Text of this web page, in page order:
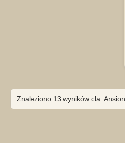
Znaleziono 13 wyników dla: Ansion